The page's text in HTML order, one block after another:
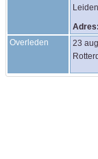
Adres:
Overleden
23